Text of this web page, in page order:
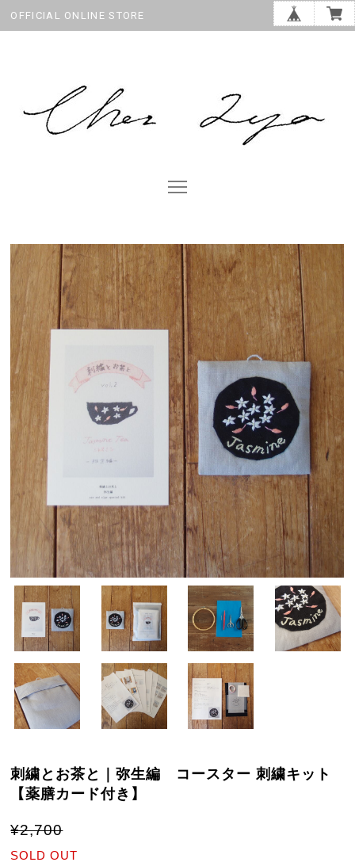
OFFICIAL ONLINE STORE
刺繍とお茶と｜弥生編 コースター 刺繍キット
【薬膳カード付き】
¥2,700
SOLD OUT